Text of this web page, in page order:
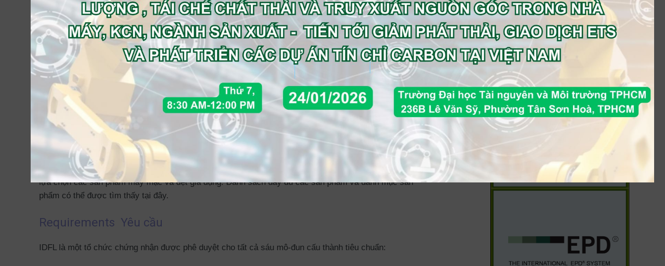
Phạm vi
Ứng viên có thể chọn loại sản phẩm mà họ dự định kiểm toán. Các công ty như nhà chế biến lông vũ và
các công ty thương mại kinh doanh vật liệu số lượng lớn thường chọn lông tơ trắng và / hoặc xám và
lông từ vịt và / hoặc ngỗng. Danh sách đầy đủ các nguyên liệu thô có thể được tìm thấy tại đây. Các
công ty, chẳng hạn như các nhà sản xuất và thương hiệu, kinh doanh các sản phẩm cuối cùng thường
lựa chọn các sản phẩm may mặc và dệt gia dụng. Danh sách đầy đủ các sản phẩm và danh mục sản
phẩm có thể được tìm thấy tại đây.
Requirements Yêu cầu
IDFL là một tổ chức chứng nhận được phê duyệt cho tất cả sáu mô-đun cấu thành tiêu chuẩn: